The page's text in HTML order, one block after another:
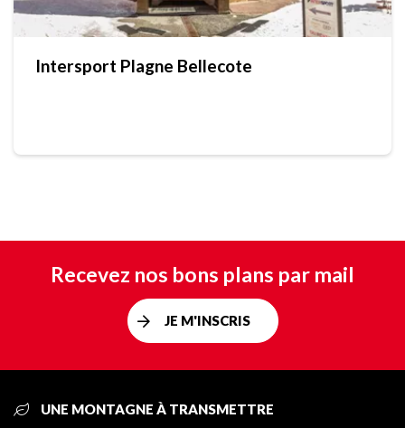
Intersport Plagne Bellecote
Recevez nos bons plans par mail
JE M'INSCRIS
UNE MONTAGNE À TRANSMETTRE